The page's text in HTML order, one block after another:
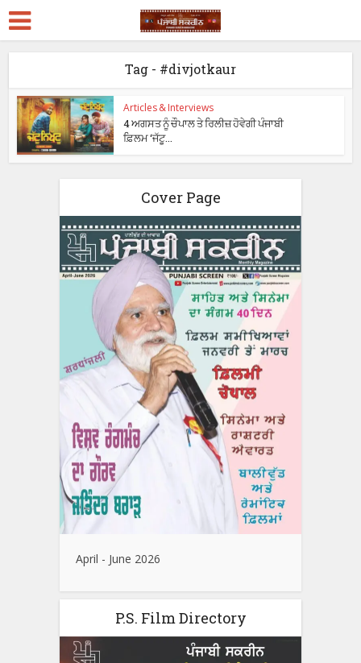
Tag - #divjotkaur
Articles & Interviews
4 ਅਗਸਤ ਨੂੰ ਚੌਪਾਲ ਤੇ ਰਿਲੀਜ਼ ਹੋਵੇਗੀ ਪੰਜਾਬੀ
ਫ਼ਿਲਮ ‘ਜੱਟੂ...
Cover Page
April - June 2026
P.S. Film Directory